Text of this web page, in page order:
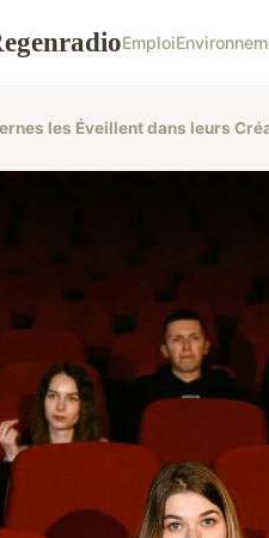
Emploi
les Éveillent dans leurs